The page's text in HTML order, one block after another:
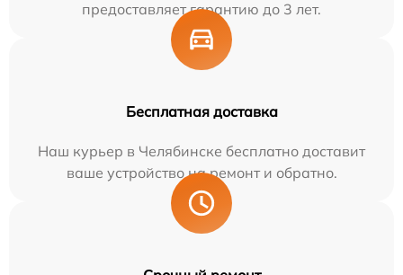
предоставляет гарантию до 3 лет.
Бесплатная доставка
Наш курьер в Челябинске бесплатно доставит
ваше устройство на ремонт и обратно.